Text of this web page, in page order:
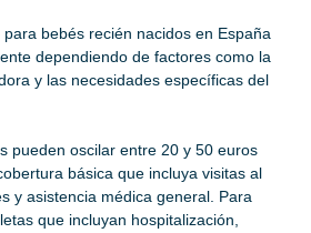
bebés recién nacidos en España
dependiendo de factores como la
y las necesidades específicas del
pueden oscilar entre 20 y 50 euros
básica que incluya visitas al
y asistencia médica general. Para
que incluyan hospitalización,